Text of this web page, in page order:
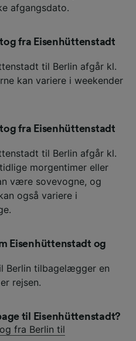
afgangsdato.
fra Eisenhüttenstadt
til Berlin afgår kl.
kan variere i weekender
fra Eisenhüttenstadt
til Berlin afgår kl.
morgentimer eller
være sovevogne, og
også variere i
Eisenhüttenstadt og
Berlin tilbagelægger en
rejsen.
til Eisenhüttenstadt?
fra Berlin til